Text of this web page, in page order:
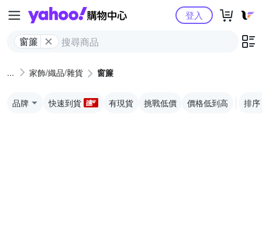
Yahoo購物中心
窗簾
登入
家飾/織品/雜貨 窗簾
品牌 快速到貨 有現貨 挑戰低價 價格低到高 排序